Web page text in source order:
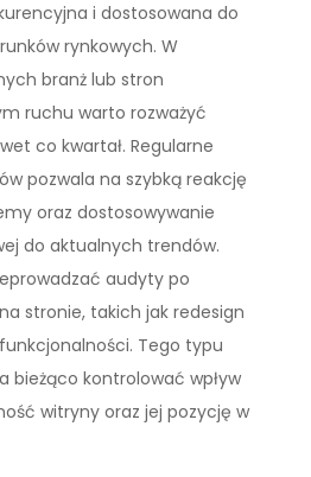
i dostosowana do
rynkowych. W
branż lub stron
ruchu warto rozważyć
co kwartał. Regularne
pozwala na szybką reakcję
oraz dostosowywanie
do aktualnych trendów.
audyty po
stronie, takich jak redesign
Tego typu
bieżąco kontrolować wpływ
witryny oraz jej pozycję w